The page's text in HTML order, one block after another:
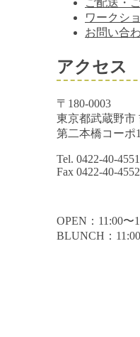
ワークシ
お問い合
アクセス
〒180-0003
東京都武蔵野市
第二本橋コーポ
Tel. 0422-40-4551
Fax 0422-40-4552
OPEN：11:00〜
BLUNCH：